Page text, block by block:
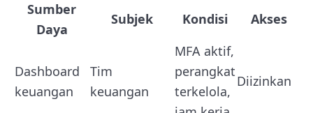
Sumber
Daya
Subjek Kondisi Akses
Dashboard
keuangan
Tim
keuangan
MFA aktif,
perangkat
terkelola,
Diizinkan